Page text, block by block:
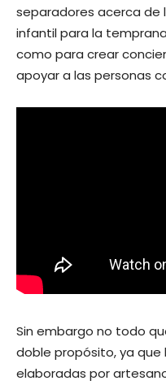
separadores acerca de
infantil para la
como para crear
apoyar a las personas
Sin embargo no todo
doble propósito, ya que
elaboradas por